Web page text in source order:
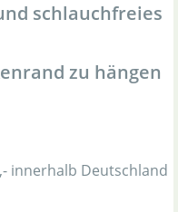
schlauchfreies
zu hängen
innerhalb Deutschland